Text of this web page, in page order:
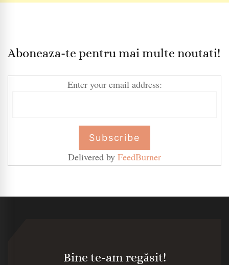
Aboneaza-te pentru mai multe noutati!
Enter your email address:
Delivered by FeedBurner
Bine te-am regăsit!